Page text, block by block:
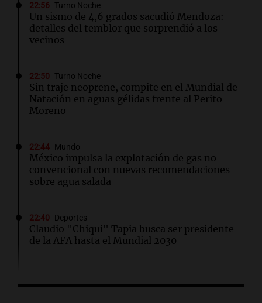
22:56 Turno Noche
Un sismo de 4,6 grados sacudió Mendoza:
detalles del temblor que sorprendió a los
vecinos
22:50 Turno Noche
Sin traje neoprene, compite en el Mundial de
Natación en aguas gélidas frente al Perito
Moreno
22:44 Mundo
México impulsa la explotación de gas no
convencional con nuevas recomendaciones
sobre agua salada
22:40 Deportes
Claudio "Chiqui" Tapia busca ser presidente
de la AFA hasta el Mundial 2030
Quiniela turista: conocé los números